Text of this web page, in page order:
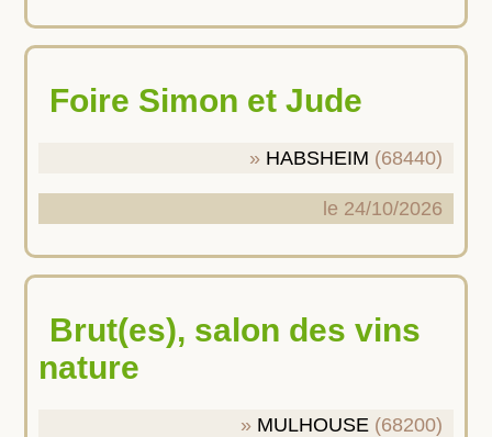
Foire Simon et Jude
HABSHEIM (68440)
le 24/10/2026
Brut(es), salon des vins
nature
MULHOUSE (68200)